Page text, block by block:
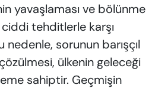
yavaşlaması ve bölünme
tehditlerle karşı
nedenle, sorunun barışçıl
ülkenin geleceği
sahiptir. Geçmişin